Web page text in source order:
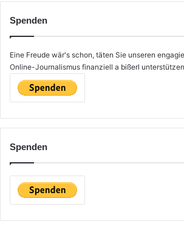
Spenden
Eine Freude wär's schon, täten Sie unseren
Online-Journalismus finanziell a bißerl
Spenden